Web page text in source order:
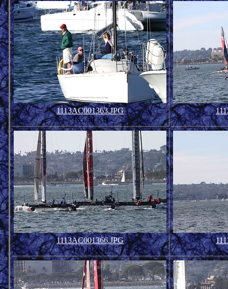
1113AC001363.JPG
165.58 KB
1113AC001366.JPG
175.66 KB